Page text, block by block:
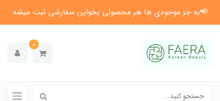
📢به جز موجودی ها هر محصولی بخواین سفارشی ثبت میشه
0